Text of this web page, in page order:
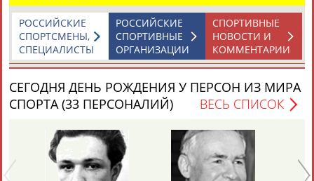
СПОРТИВНЫЕ
НОВОСТИ И
КОММЕНТАРИИ
РОССИЙСКИЕ
СПОРТИВНЫЕ
ОРГАНИЗАЦИИ
РОССИЙСКИЕ
СПОРТСМЕНЫ,
СПЕЦИАЛИСТЫ
СЕГОДНЯ ДЕНЬ РОЖДЕНИЯ У ПЕРСОН ИЗ МИРА
СПОРТА (33 ПЕРСОНАЛИЙ)
ВЕСЬ СПИСОК